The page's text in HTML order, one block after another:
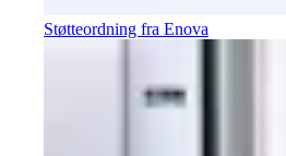
Støtteordning fra Enova